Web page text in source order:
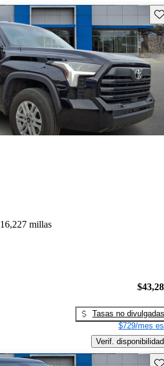
16,227 millas
Tasas no divulgadas
$729/mes
Verif. disponibilidad